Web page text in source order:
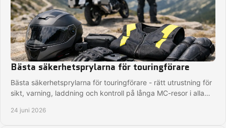
Bästa säkerhetsprylarna för touringförare
Bästa säkerhetsprylarna för touringförare - rätt utrustning för
sikt, varning, laddning och kontroll på långa MC-resor i alla
24 juni 2026